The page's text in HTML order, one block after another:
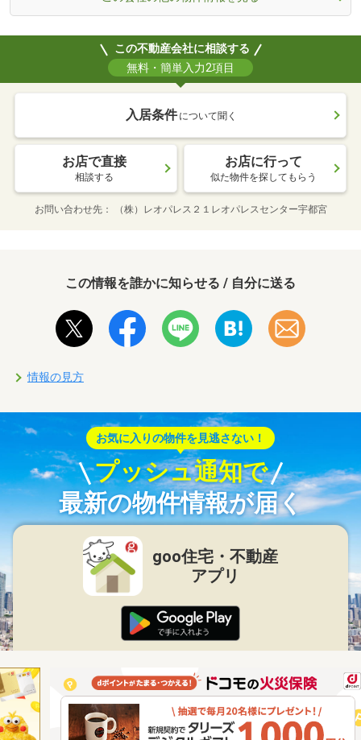
この不動産会社に相談する
無料・簡単入力2項目
入居条件 について聞く
お店で直接
相談する
お店に行って
似た物件を探してもらう
お問い合わせ先 （株）レオパレス２１レオパレスセンター宇都宮
この情報を誰かに知らせる / 自分に送る
情報の見方
お気に入りの物件を見逃さない！
プッシュ通知で
最新の物件情報が届く
goo住宅・不動産
アプリ